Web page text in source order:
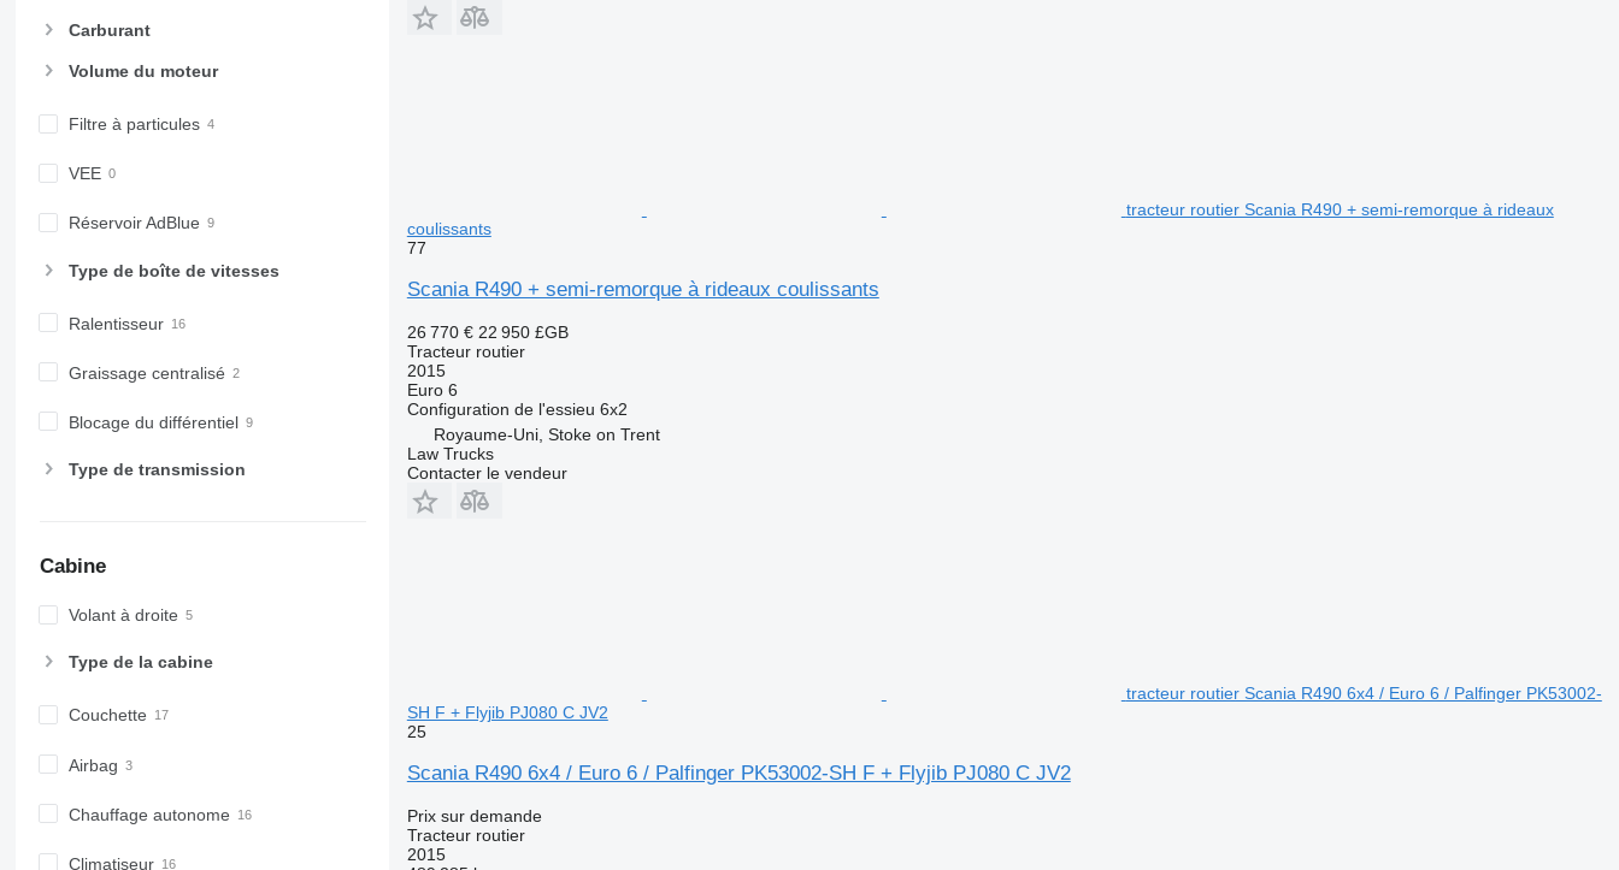
Carburant
Volume du moteur
Filtre à particules
VEE
Réservoir AdBlue
Type de boîte de vitesses
Ralentisseur
Graissage centralisé
Blocage du différentiel
Type de transmission
Cabine
Volant à droite
Type de la cabine
Couchette
Airbag
Chauffage autonome
Climatiseur
tracteur routier Scania R490 + semi-remorque à rideaux
coulissants
77
Scania R490 + semi-remorque à rideaux coulissants
26 770 € 22 950 £GB
Tracteur routier
2015
Euro 6
Configuration de l'essieu 6x2
Royaume-Uni, Stoke on Trent
Law Trucks
Contacter le vendeur
tracteur routier Scania R490 6x4 / Euro 6 / Palfinger PK53002-
SH F + Flyjib PJ080 C JV2
25
Scania R490 6x4 / Euro 6 / Palfinger PK53002-SH F + Flyjib PJ080 C JV2
Prix sur demande
Tracteur routier
2015